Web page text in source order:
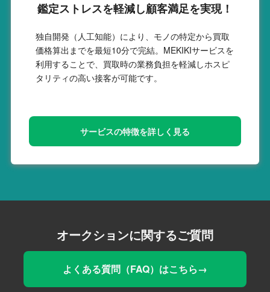
鑑定ストレスを軽減し顧客満足を実現！
独自開発（人工知能）により、モノの特定から買取
価格算出までを最短10分で完結。MEKIKIサービスを
利用することで、買取時の業務負担を軽減しホスピ
タリティの高い接客が可能です。
サービスの特徴を詳しく見る
オークションに関するご質問
よくある質問（FAQ）はこちら→